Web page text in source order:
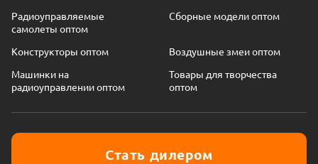
Радиоуправляемые
самолеты оптом
Сборные модели оптом
Конструкторы оптом
Воздушные змеи оптом
Машинки на
радиоуправлении оптом
Товары для творчества
оптом
Стать дилером